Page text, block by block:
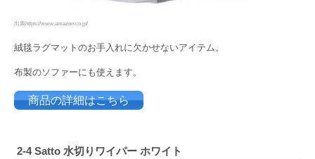
出典https://www.amazon.co.jp/
絨毯ラグマットのお手入れに欠かせないアイテム。
布製のソファーにも使えます。
商品の詳細はこちら
2-4Satto 水切りワイパー ホワイト